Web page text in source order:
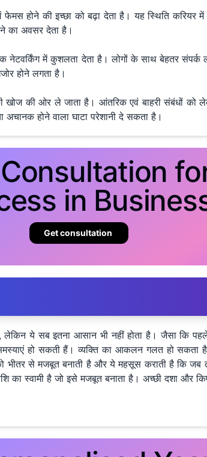
होने की इच्छा को बढ़ा देता है। यह स्थिति करियर में
का अवसर देता है।
नेटवर्किंग में कुशलता देता है। लोगों के साथ बेहतर
होने लगता है।
खोज की ओर ले जाता है। आंतरिक एवं बाहरी संबंधों को
होने वाला घाटा परेशानी दे सकता है।
in
Get consultation
लेकिन ये सब इतना आसान भी नहीं होता है। जैसा कि
हो सकती हैं। व्यक्ति का आकलन गलत हो सकता है
भीतर से मजबूत बनाती है और ये महसूस कराती है कि
स्वामी है जो इसे मजबूत बनाता है। अच्छी दशा और